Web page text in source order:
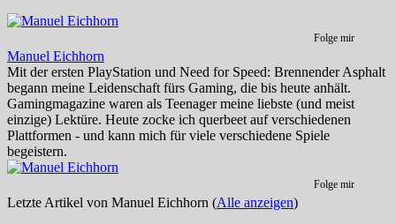
Folge mir
Manuel Eichhorn
Mit der ersten PlayStation und Need for Speed: Brennender Asphalt
begann meine Leidenschaft fürs Gaming, die bis heute anhält.
Gamingmagazine waren als Teenager meine liebste (und meist
einzige) Lektüre. Heute zocke ich querbeet auf verschiedenen
Plattformen - und kann mich für viele verschiedene Spiele
begeistern.
Folge mir
Letzte Artikel von Manuel Eichhorn (Alle anzeigen)